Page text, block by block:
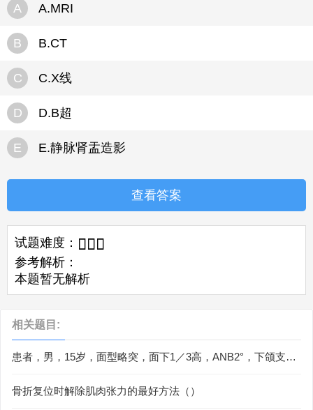
A A.MRI
B B.CT
C C.X线
D D.B超
E E.静脉肾盂造影
查看答案
试题难度：   
参考解析：
本题暂无解析
相关题目:
患者，男，15岁，面型略突，面下1／3高，ANB2°，下颌支发
上下前牙略唇倾。下牙弓方形，4个第三磨牙牙胚存在治疗中方
丝介入的最早时机为（）.
骨折复位时解除肌肉张力的最好方法（）